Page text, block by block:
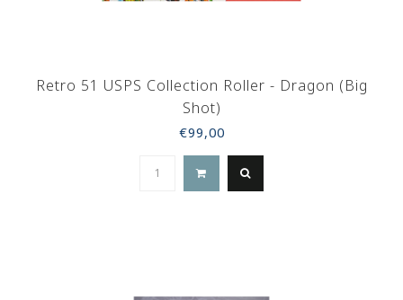
Retro 51 USPS Collection Roller - Dragon (Big
Shot)
€99,00